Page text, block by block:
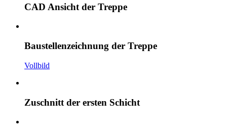
CAD Ansicht der Treppe
Baustellenzeichnung der Treppe
Vollbild
Zuschnitt der ersten Schicht